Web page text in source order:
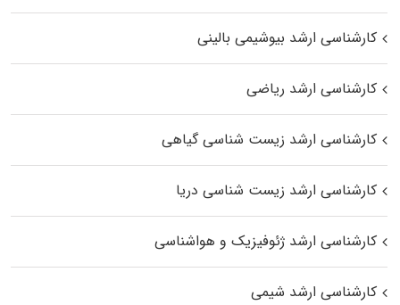
کارشناسی ارشد بیوشیمی بالینی
کارشناسی ارشد ریاضی
کارشناسی ارشد زیست‌ شناسی گیاهی
کارشناسی ارشد زیست‌ شناسی دریا
کارشناسی ارشد ژئوفیزیک و هواشناسی
کارشناسی ارشد شیمی